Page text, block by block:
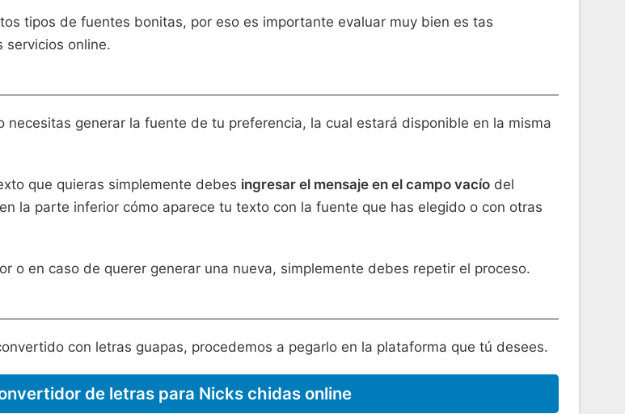
tipos de fuentes bonitas, por eso es importante evaluar muy bien es tas
servicios online.
generar la fuente de tu preferencia, la cual estará disponible en la misma
que quieras simplemente debes ingresar el mensaje en el campo vacíodel
la parte inferior cómo aparece tu texto con la fuente que has elegido o con otras
o en caso de querer generar una nueva, simplemente debes repetir el proceso.
con letras guapas, procedemos a pegarlo en la plataforma que tú desees.
de letras para Nicks chidas online